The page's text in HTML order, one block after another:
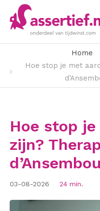
Home
Hoe stop je met
Hoe stop
zijn?
03-08-2026 24 min.